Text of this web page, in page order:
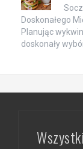
Doskonałego
Planując
doskonały